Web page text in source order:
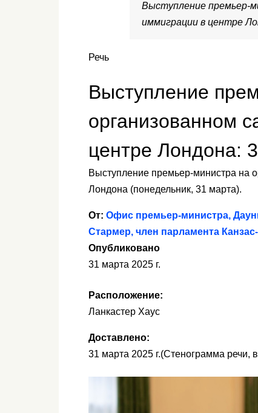
Выступление премьер-
иммиграции в центре
Речь
Выступление
организованном
центре Лондона:
Выступление премьер-министра на
Лондона (понедельник, 31 марта).
От: Офис премьер-министра,
Стармер, член парламента
Опубликовано
31 марта 2025 г.
Расположение:
Ланкастер Хаус
Доставлено:
31 марта 2025 г.(Стенограмма речи,